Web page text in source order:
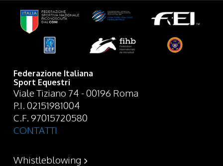
Federazione Italiana
Sport Equestri
Viale Tiziano 74 - 00196 Roma
P.I. 02151981004
C.F. 97015720580
CONTATTI
Whistleblowing